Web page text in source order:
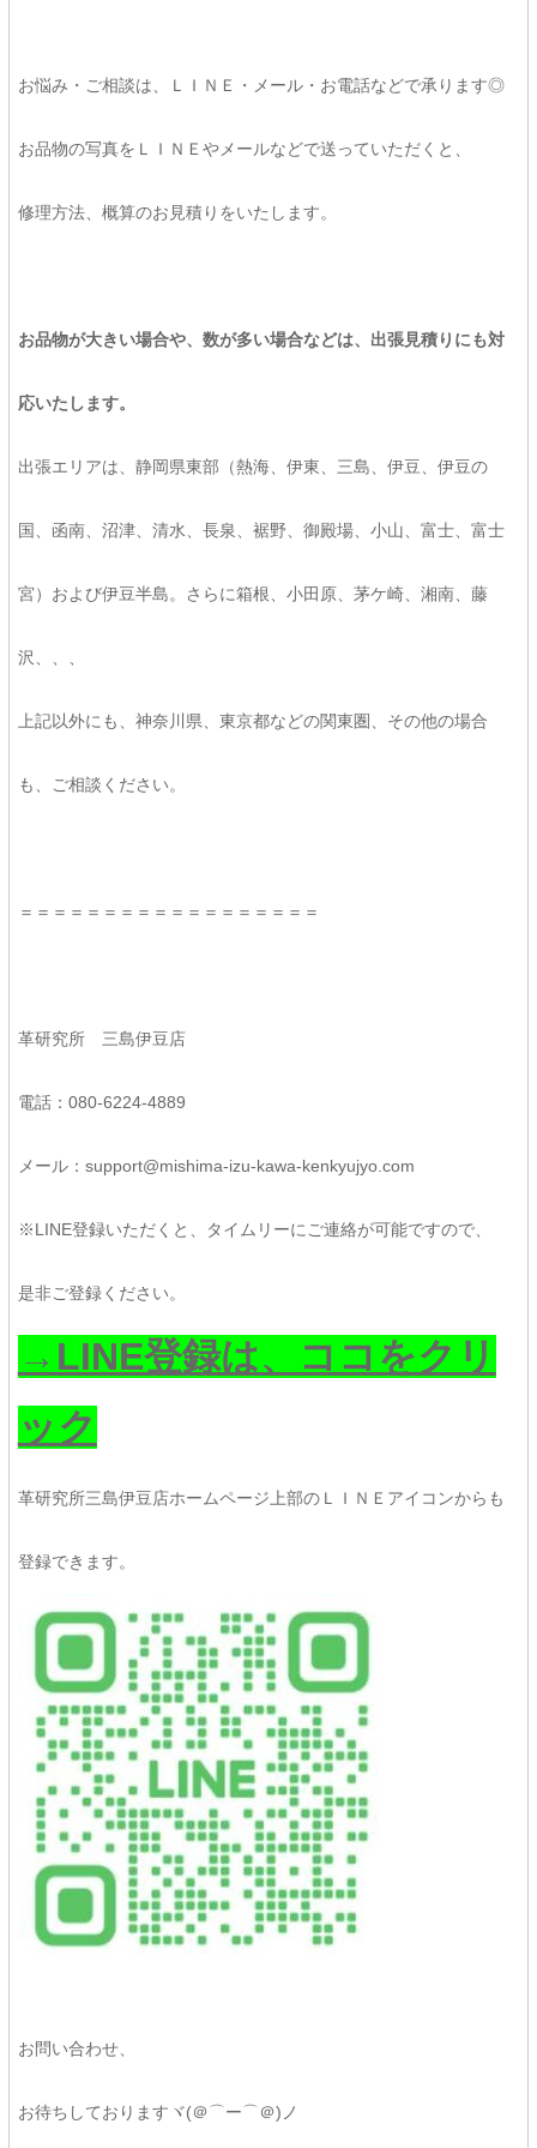
お悩み・ご相談は、ＬＩＮＥ・メール・お電話などで承ります◎
お品物の写真をＬＩＮＥやメールなどで送っていただくと、
修理方法、概算のお見積りをいたします。
お品物が大きい場合や、数が多い場合などは、出張見積りにも対
応いたします。
出張エリアは、静岡県東部（熱海、伊東、三島、伊豆、伊豆の
国、函南、沼津、清水、長泉、裾野、御殿場、小山、富士、富士
宮）および伊豆半島。さらに箱根、小田原、茅ケ崎、湘南、藤
沢、、、
上記以外にも、神奈川県、東京都などの関東圏、その他の場合
も、ご相談ください。
＝＝＝＝＝＝＝＝＝＝＝＝＝＝＝＝＝＝
革研究所 三島伊豆店
電話：080-6224-4889
メール：support@mishima-izu-kawa-kenkyujyo.com
※LINE登録いただくと、タイムリーにご連絡が可能ですので、
是非ご登録ください。
→LINE登録は、ココをクリ
ック
革研究所三島伊豆店ホームページ上部のＬＩＮＥアイコンからも
登録できます。
お問い合わせ、
お待ちしておりますヾ(＠⌒ー⌒＠)ノ